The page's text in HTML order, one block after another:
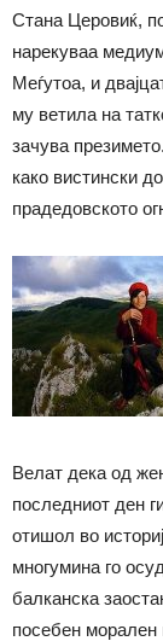
Стана Церовиќ,
нарекуваа
Меѓутоа, и
му ветила на
зачува
како вистински
прадедовското
Велат дека од
последниот ден
отишол во
многумина го
балканска
посебен морален